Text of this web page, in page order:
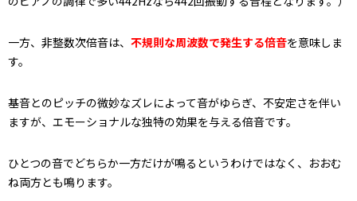
一方、非整数次倍音は、 不規則な周波数で発生する倍音を意味しま
す。
基音とのピッチの微妙なズレによって音がゆらぎ、不安定さを伴い
ますが、エモーショナルな独特の効果を与える倍音です。
ひとつの音でどちらか一方だけが鳴るというわけではなく、おおむ
ね両方とも鳴ります。